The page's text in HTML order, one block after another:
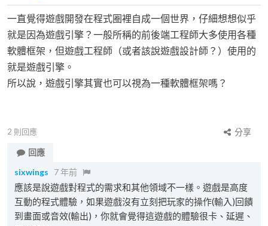
一直覺得遊戲開發在程式圈裡自成一個世界，仔細想想似乎
就是因為遊戲引擎？一般所稱的前後端工程師大多使用各種
軟體框架，但遊戲工程師（或者該說遊戲設計師？）使用的
就是遊戲引擎。
所以說，遊戲引擎其實也可以視為一種軟體框架嗎？
2 則回應
分享
回應
sixwings
7 年前
應該是說遊戲對程式的需求和其他領域不一樣。遊戲是高度
互動的程式體驗，如果遊戲沒有立刻把玩家的操作(輸入)回饋
到畫面或音效(輸出)，你就會覺得這遊戲的體驗很卡、延遲、